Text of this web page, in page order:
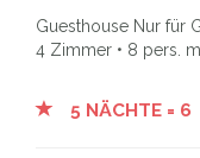
Guesthouse Nur für
4 Zimmer • 8 pers.
5 NÄCHTE = 6